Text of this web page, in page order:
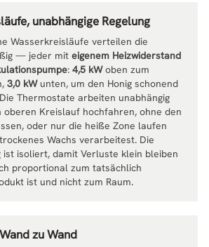
unabhängige Regelung
Wasserkreisläufe verteilen die
— jeder mit eigenem Heizwiderstand
: 4,5 kWoben zum
3,0 kWunten, um den Honig schonend
Thermostate arbeiten unabhängig
Kreislauf hochfahren, ohne den
oder nur die heiße Zone laufen
Wachs verarbeitest. Die
ist isoliert, damit Verluste klein bleiben
proportional zum tatsächlich
ist und nicht zum Raum.
zu Wand